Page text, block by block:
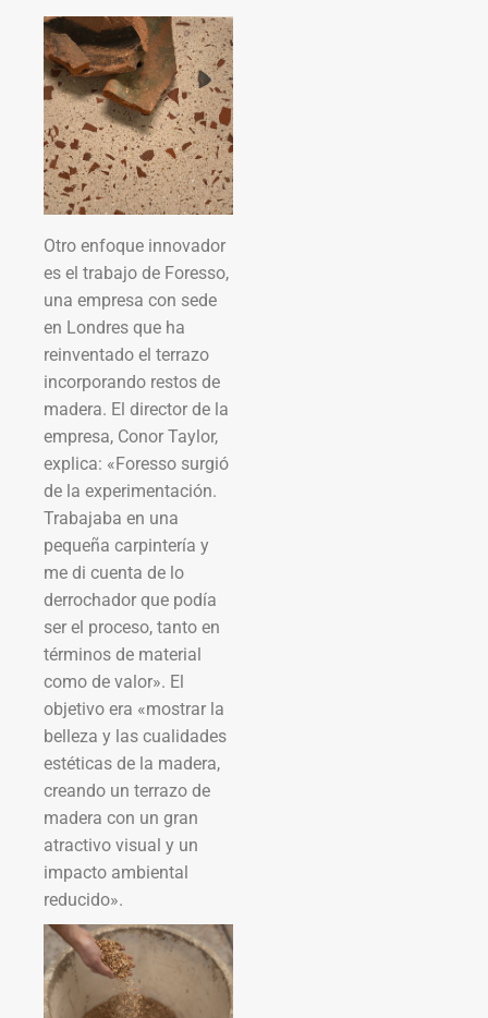
Otro enfoque innovador
es el trabajo de Foresso,
una empresa con sede
en Londres que ha
reinventado el terrazo
incorporando restos de
madera. El director de la
empresa, Conor Taylor,
explica: «Foresso surgió
de la experimentación.
Trabajaba en una
pequeña carpintería y
me di cuenta de lo
derrochador que podía
ser el proceso, tanto en
términos de material
como de valor». El
objetivo era «mostrar la
belleza y las cualidades
estéticas de la madera,
creando un terrazo de
madera con un gran
atractivo visual y un
impacto ambiental
reducido».